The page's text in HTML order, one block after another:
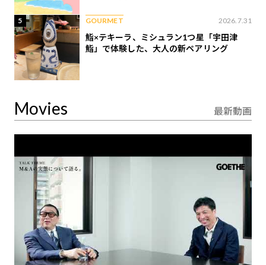
5 GOURMET 2026.7.31
鮨×テキーラ、ミシュラン1つ星「宇田津
鮨」で体験した、大人の新ペアリング
Movies 最新動画